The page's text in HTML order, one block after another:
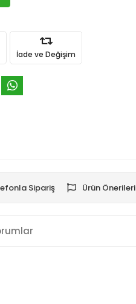
İade ve Değişim
Sipariş Ürün Önerileri